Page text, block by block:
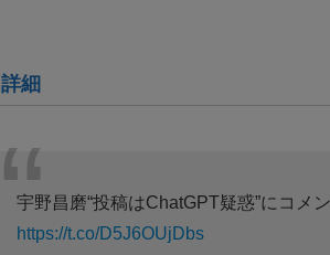
詳細
宇野昌磨“投稿はChatGPT疑惑”にコメ
https://t.co/D5J6OUjDbs